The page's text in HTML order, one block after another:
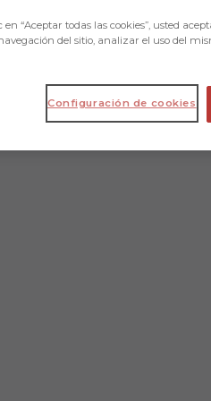
“Aceptar todas las cookies”, usted
del sitio, analizar el uso del
Configuración de cookies